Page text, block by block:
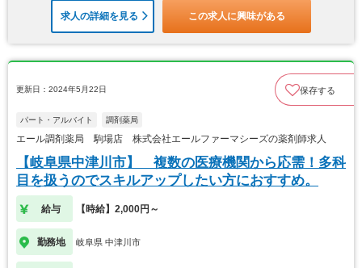
求人の詳細を見る この求人に興味がある
更新日：2024年5月22日 保存する
パート・アルバイト 調剤薬局
エール調剤薬局 駒場店 株式会社エールファーマシーズの薬剤師求人
【岐阜県中津川市】 複数の医療機関から応需！多科
目を扱うのでスキルアップしたい方におすすめ。
給与 【時給】2,000円～
勤務地 岐阜県 中津川市